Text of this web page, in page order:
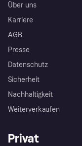
Über uns
Karriere
AGB
Presse
Datenschutz
Sicherheit
Nachhaltigkeit
Weiterverkaufen
Privat